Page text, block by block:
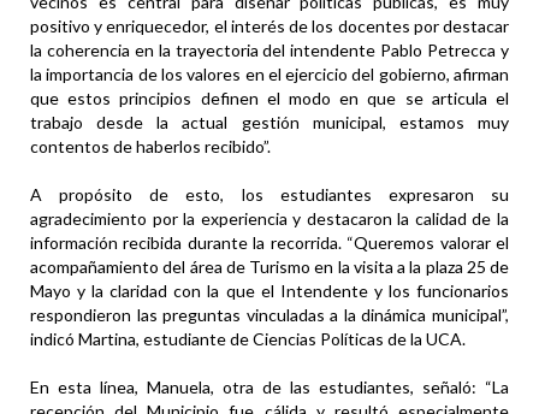
positivo y enriquecedor, el interés de los docentes por destacar
la coherencia en la trayectoria del intendente Pablo Petrecca y
la importancia de los valores en el ejercicio del gobierno, afirman
que estos principios definen el modo en que se articula el
trabajo desde la actual gestión municipal, estamos muy
contentos de haberlos recibido”.
A propósito de esto, los estudiantes expresaron su
agradecimiento por la experiencia y destacaron la calidad de la
información recibida durante la recorrida. “Queremos valorar el
acompañamiento del área de Turismo en la visita a la plaza 25 de
Mayo y la claridad con la que el Intendente y los funcionarios
respondieron las preguntas vinculadas a la dinámica municipal”,
indicó Martina, estudiante de Ciencias Políticas de la UCA.
En esta línea, Manuela, otra de las estudiantes, señaló: “La